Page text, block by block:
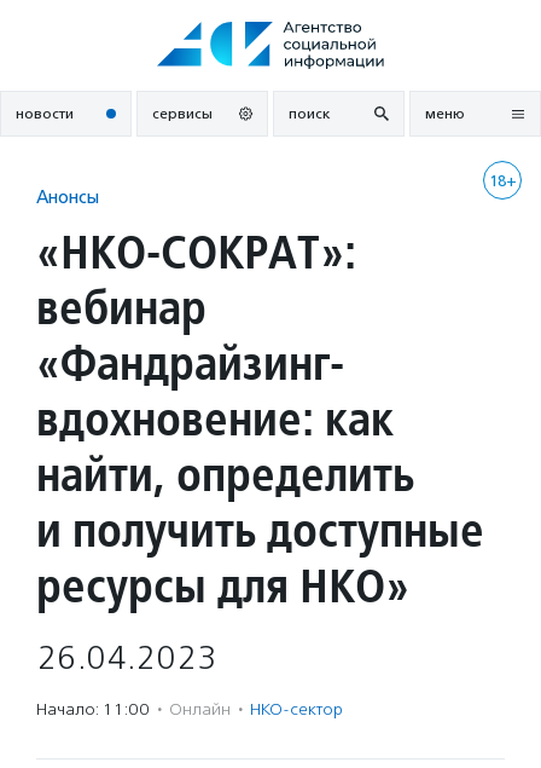
новости сервисы поиск меню
18+
Анонсы
«НКО-СОКРАТ»:
вебинар
«Фандрайзинг-
вдохновение: как
найти, определить
и получить доступные
ресурсы для НКО»
26.04.2023
Начало: 11:00 · Онлайн · НКО-сектор